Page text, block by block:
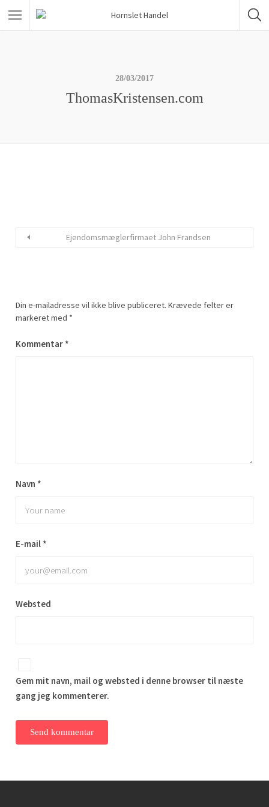
28/03/2017
ThomasKristensen.com
Ejendomsmæglerfirmaet John Frandsen
Din e-mailadresse vil ikke blive publiceret. Krævede felter er
markeret med *
Kommentar *
Navn *
E-mail *
Websted
Gem mit navn, mail og websted i denne browser til næste
gang jeg kommenterer.